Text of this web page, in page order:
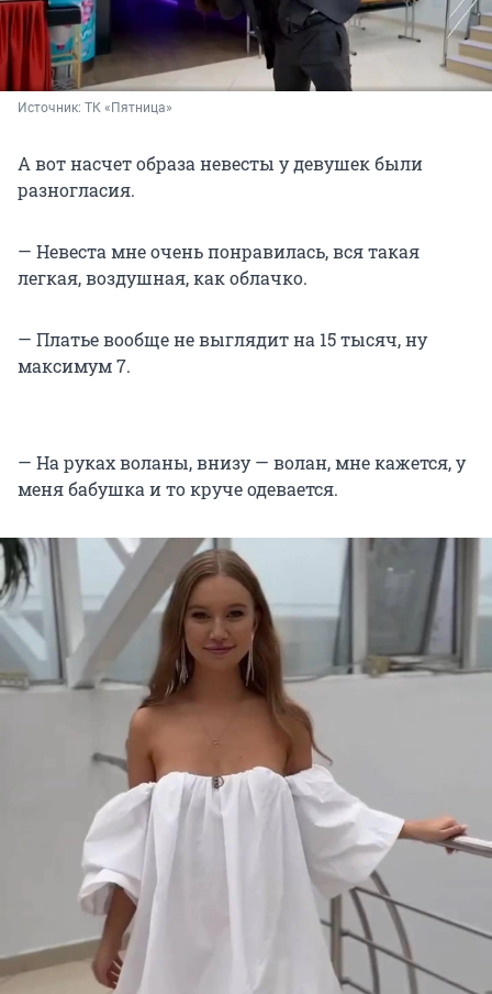
Источник: ТК «Пятница»
А вот насчет образа невесты у девушек были
разногласия.
— Невеста мне очень понравилась, вся такая
легкая, воздушная, как облачко.
— Платье вообще не выглядит на 15 тысяч, ну
максимум 7.
— На руках воланы, внизу — волан, мне кажется, у
меня бабушка и то круче одевается.